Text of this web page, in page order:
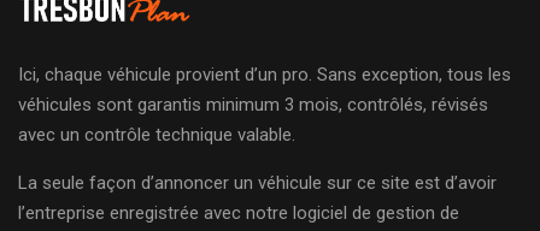
Ici, chaque véhicule provient d’un pro. Sans exception, tous les
véhicules sont garantis minimum 3 mois, contrôlés, révisés
avec un contrôle technique valable.
La seule façon d’annoncer un véhicule sur ce site est d’avoir
l’entreprise enregistrée avec notre logiciel de gestion de